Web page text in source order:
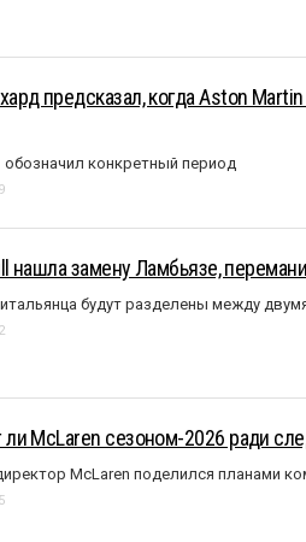
предсказал, когда Aston
конкретный период
нашла замену Ламбьязе,
будут разделены между
ли McLaren сезоном-2026 ради
McLaren поделился планами